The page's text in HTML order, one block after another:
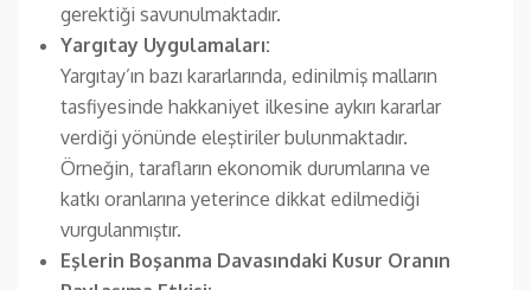
gerektiği savunulmaktadır.
Yargıtay Uygulamaları:
Yargıtay’ın bazı kararlarında, edinilmiş malların
tasfiyesinde hakkaniyet ilkesine aykırı kararlar
verdiği yönünde eleştiriler bulunmaktadır.
Örneğin, tarafların ekonomik durumlarına ve
katkı oranlarına yeterince dikkat edilmediği
vurgulanmıştır.
Eşlerin Boşanma Davasındaki Kusur Oranın